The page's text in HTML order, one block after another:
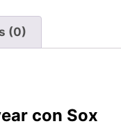
(0)
con Sox